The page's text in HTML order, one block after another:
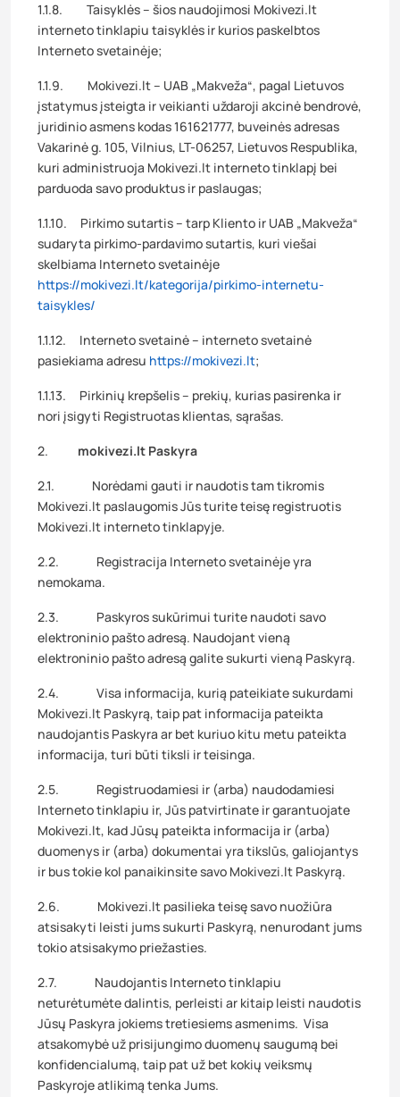
1.1.8. Taisyklės – šios naudojimosi Mokivezi.lt
interneto tinklapiu taisyklės ir kurios paskelbtos
Interneto svetainėje;
1.1.9. Mokivezi.lt – UAB „Makveža“, pagal Lietuvos
įstatymus įsteigta ir veikianti uždaroji akcinė bendrovė,
juridinio asmens kodas 161621777, buveinės adresas
Vakarinė g. 105, Vilnius, LT-06257, Lietuvos Respublika,
kuri administruoja Mokivezi.lt interneto tinklapį bei
parduoda savo produktus ir paslaugas;
1.1.10. Pirkimo sutartis – tarp Kliento ir UAB „Makveža“
sudaryta pirkimo-pardavimo sutartis, kuri viešai
skelbiama Interneto svetainėje
https://mokivezi.lt/kategorija/pirkimo-internetu-
taisykles/
1.1.12. Interneto svetainė – interneto svetainė
pasiekiama adresu https://mokivezi.lt;
1.1.13. Pirkinių krepšelis – prekių, kurias pasirenka ir
nori įsigyti Registruotas klientas, sąrašas.
2. mokivezi.lt Paskyra
2.1. Norėdami gauti ir naudotis tam tikromis
Mokivezi.lt paslaugomis Jūs turite teisę registruotis
Mokivezi.lt interneto tinklapyje.
2.2. Registracija Interneto svetainėje yra
nemokama.
2.3. Paskyros sukūrimui turite naudoti savo
elektroninio pašto adresą. Naudojant vieną
elektroninio pašto adresą galite sukurti vieną Paskyrą.
2.4. Visa informacija, kurią pateikiate sukurdami
Mokivezi.lt Paskyrą, taip pat informacija pateikta
naudojantis Paskyra ar bet kuriuo kitu metu pateikta
informacija, turi būti tiksli ir teisinga.
2.5. Registruodamiesi ir (arba) naudodamiesi
Interneto tinklapiu ir, Jūs patvirtinate ir garantuojate
Mokivezi.lt, kad Jūsų pateikta informacija ir (arba)
duomenys ir (arba) dokumentai yra tikslūs, galiojantys
ir bus tokie kol panaikinsite savo Mokivezi.lt Paskyrą.
2.6. Mokivezi.lt pasilieka teisę savo nuožiūra
atsisakyti leisti jums sukurti Paskyrą, nenurodant jums
tokio atsisakymo priežasties.
2.7. Naudojantis Interneto tinklapiu
neturėtumėte dalintis, perleisti ar kitaip leisti naudotis
Jūsų Paskyra jokiems tretiesiems asmenims. Visa
atsakomybė už prisijungimo duomenų saugumą bei
konfidencialumą, taip pat už bet kokių veiksmų
Paskyroje atlikimą tenka Jums.